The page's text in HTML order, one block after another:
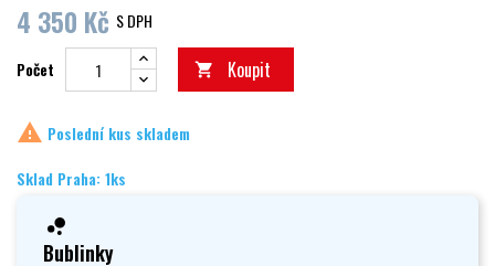
4 350 Kč S DPH
Počet  Koupit
 Poslední kus skladem
Sklad Praha: 1ks
Bublinky